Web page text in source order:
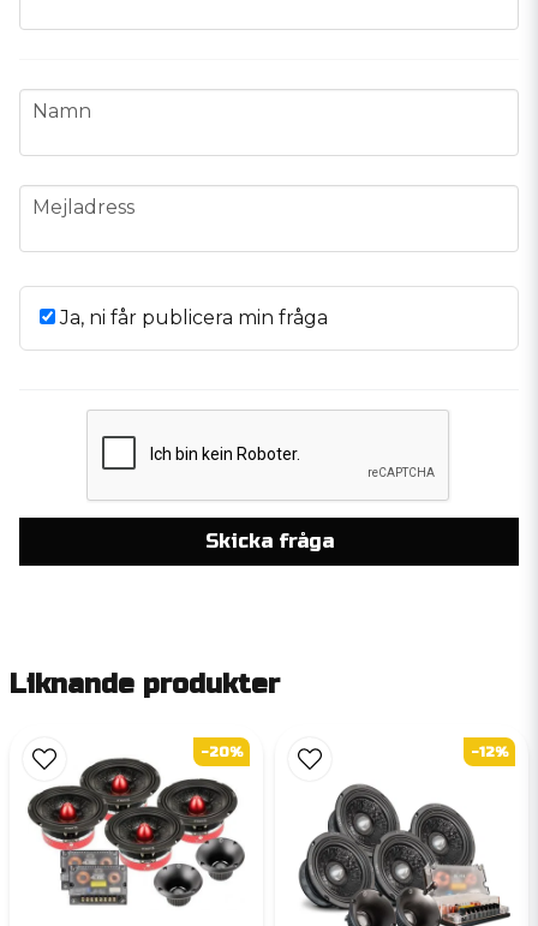
name
Namn
email
Mejladress
Ja, ni får publicera min fråga
Skicka fråga
Liknande produkter
-20% -12%